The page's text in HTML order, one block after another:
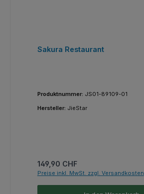
Sakura Restaurant
Produktnummer: JS01-89109-01
Hersteller: JieStar
Regulärer Preis:
149,90 CHF
Preise inkl. MwSt. zzgl. Versandkosten